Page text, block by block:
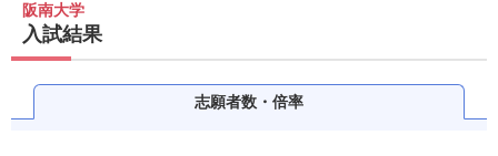
阪南大学
入試結果
志願者数・倍率